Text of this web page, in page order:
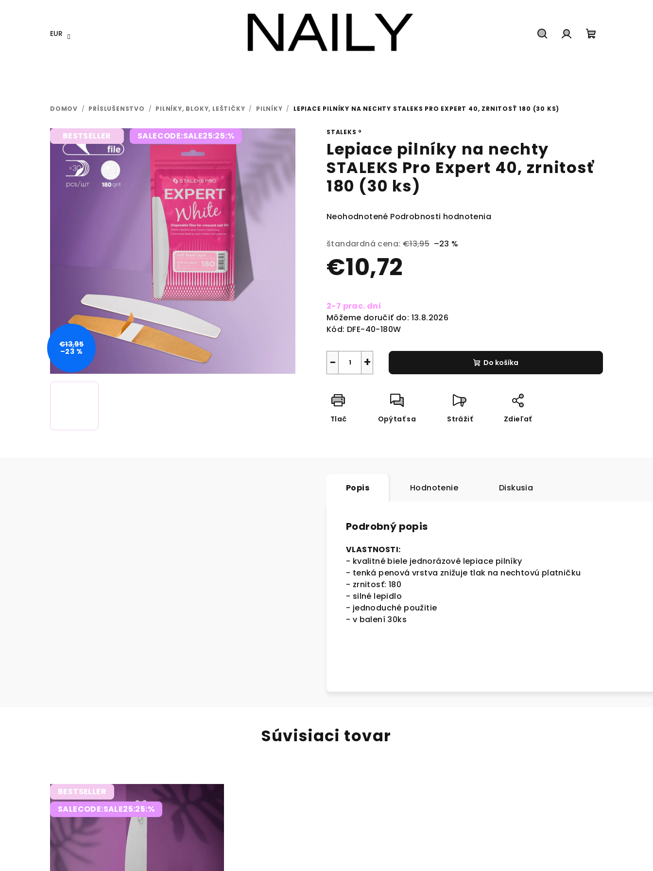
EUR
DOMOV / PRÍSLUŠENSTVO / PILNÍKY, BLOKY, LEŠTIČKY / PILNÍKY / LEPIACE PILNÍKY NA NECHTY STALEKS PRO EXPERT 40, ZRNITOSŤ 180 (30 KS)
STALEKS ®
Lepiace pilníky na nechty
STALEKS Pro Expert 40, zrnitosť
180 (30 ks)
Priemerné
produktu
0,0
z
Neohodnotené Podrobnosti hodnotenia
štandardná cena: €13,95 –23 %
€10,72
cena:
2-7 prac. dni
Môžeme doručiť do: 13.8.2026
Kód: DFE-40-180W
+
− Do košíka
Tlač Opýtať sa Strážiť Zdieľať
BESTSELLER SALECODE:SALE25:25:%
€13,95
–23 %
Popis Hodnotenie Diskusia
Podrobný popis
VLASTNOSTI:
- kvalitné biele jednorázové lepiace pilníky
- tenká penová vrstva znižuje tlak na nechtovú platničku
- zrnitosť: 180
- silné lepidlo
- jednoduché použitie
- v balení 30ks
Súvisiaci tovar
BESTSELLER
SALECODE:SALE25:25:%